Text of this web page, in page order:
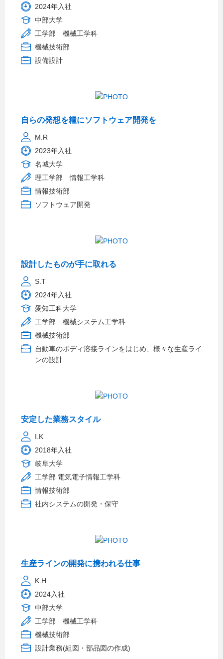
2024年入社
中部大学
工学部 機械工学科
機械技術部
設備設計
自らの発想を糧にソフトウェア開発を
M.R
2023年入社
名城大学
理工学部 情報工学科
情報技術部
ソフトウェア開発
設計したものが手に取れる
S.T
2024年入社
愛知工科大学
工学部 機械システム工学科
機械技術部
自動車のボディ溶接ラインをはじめ、様々な生産ライ
ンの設計
安定した業務スタイル
I.K
2018年入社
岐阜大学
工学部 電気電子情報工学科
情報技術部
社内システムの開発・保守
生産ラインの開発に携われる仕事
K.H
2024入社
中部大学
工学部 機械工学科
機械技術部
設計業務(組図・部品図の作成)